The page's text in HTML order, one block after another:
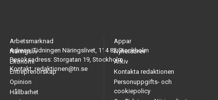
Adress: Tidningen Näringslivet, 114 82 Stockholm
Besöksadress: Storgatan 19, Stockholm
Kontakt: redaktionen@tn.se
Arbetsmarknad
Näringsliv
Ekonomi
Entreprenörskap
Opinion
Hållbarhet
Appar
Nyhetsbrev
Arkiv
Kontakta redaktionen
Personuppgifts- och
cookiepolicy